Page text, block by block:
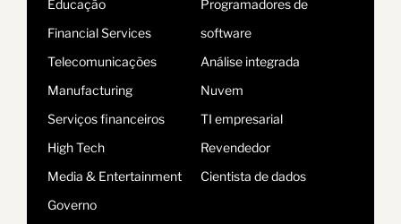
Educação
Financial Services
Telecomunicações
Manufacturing
Serviços financeiros
High Tech
Media & Entertainment
Governo
Programadores de
software
Análise integrada
Nuvem
TI empresarial
Revendedor
Cientista de dados